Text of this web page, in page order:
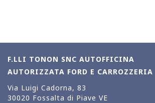
F.LLI TONON SNC AUTOFFICINA
AUTORIZZATA FORD E CARROZZERIA
Via Luigi Cadorna, 83
30020 Fossalta di Piave VE